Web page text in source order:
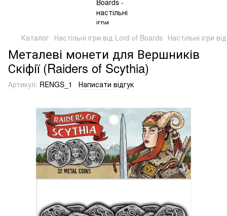
Каталог Настільні ігри від Lord of Boards Настільні ігри
Металеві монети для Вершників
Скіфії (Raiders of Scythia)
Артикул: RENGS_1 Написати відгук